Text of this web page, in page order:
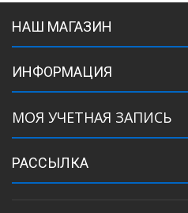
НАШ МАГАЗИН
ИНФОРМАЦИЯ
МОЯ УЧЕТНАЯ ЗАПИСЬ
РАССЫЛКА